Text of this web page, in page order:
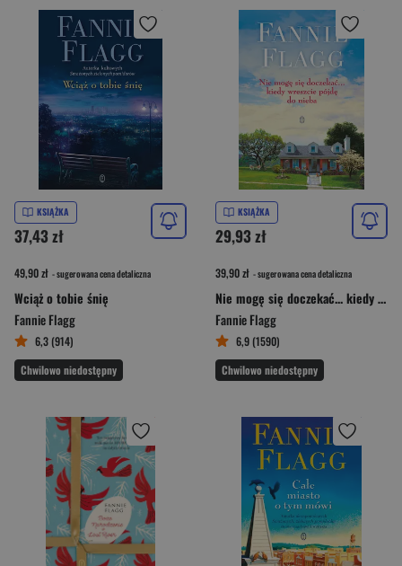
KSIĄŻKA
37,43 zł
49,90 zł - sugerowana cena detaliczna
Wciąż o tobie śnię
Fannie Flagg
6,3 (914)
Chwilowo niedostępny
KSIĄŻKA
29,93 zł
39,90 zł - sugerowana cena detaliczna
Nie mogę się doczekać... kiedy wreszcie pójdę do nieba
Fannie Flagg
6,9 (1590)
Chwilowo niedostępny